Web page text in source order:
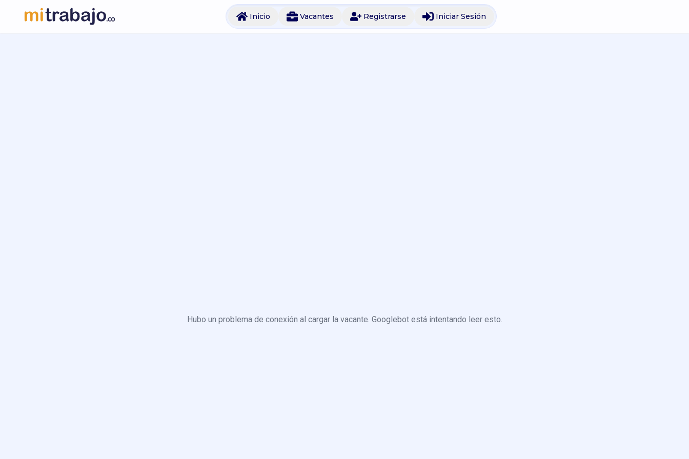
Inicio Vacantes Registrarse Iniciar Sesión
Hubo un problema de conexión al cargar la vacante. Googlebot está intentando leer esto.